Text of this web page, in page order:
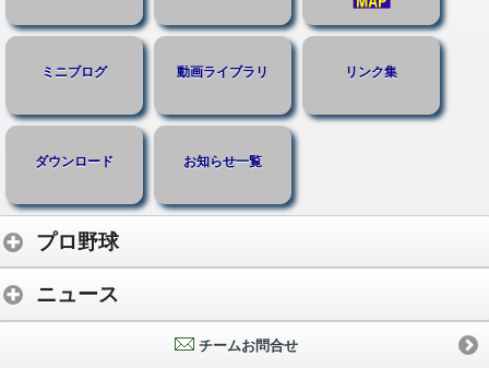
ミニブログ 動画ライブラリ リンク集
ダウンロード お知らせ一覧
プロ野球
ニュース
チームお問合せ